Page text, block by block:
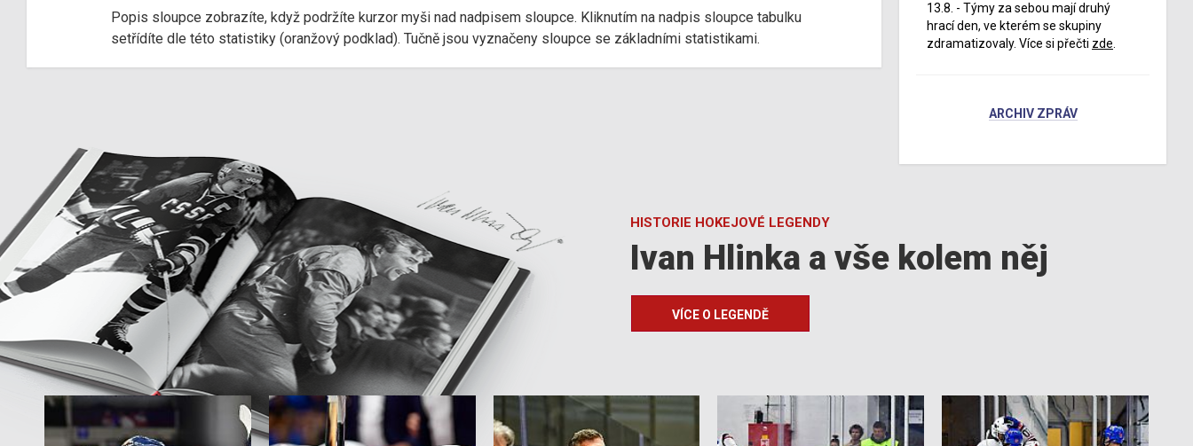
Popis sloupce zobrazíte, když podržíte kurzor myši nad nadpisem sloupce. Kliknutím na nadpis sloupce tabulku
setřídíte dle této statistiky (oranžový podklad). Tučně jsou vyznačeny sloupce se základními statistikami.
13.8. - Týmy za sebou mají druhý
hrací den, ve kterém se skupiny
zdramatizovaly. Více si přečti zde
ARCHIV ZPRÁV
HISTORIE HOKEJOVÉ LEGENDY
Ivan Hlinka a vše kolem něj
VÍCE O LEGENDĚ